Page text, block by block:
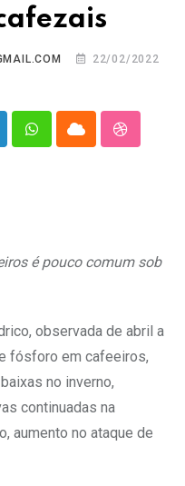
22/02/2022
WhatsappCloud
é pouco comum sob
observada de abril a
fósforo em cafeeiros,
no inverno,
continuadas na
aumento no ataque de